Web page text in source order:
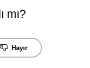
mı?
Hayır